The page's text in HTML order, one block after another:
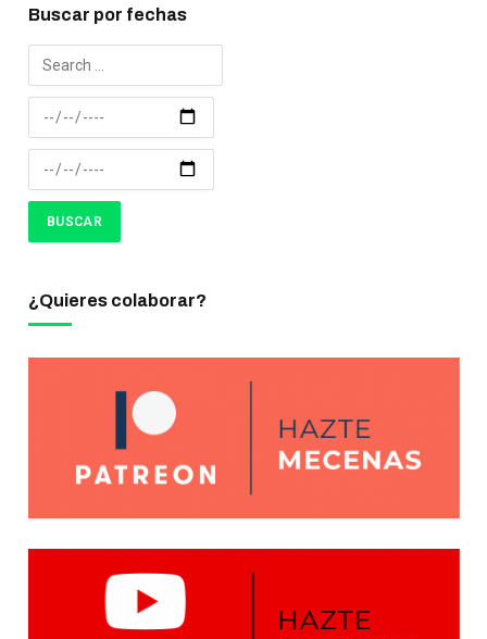
Buscar por fechas
¿Quieres colaborar?